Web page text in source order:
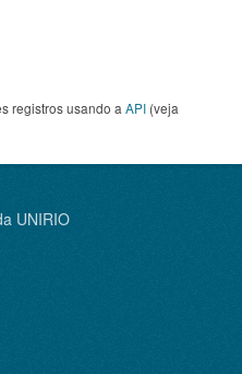
registros usando a API (veja
UNIRIO